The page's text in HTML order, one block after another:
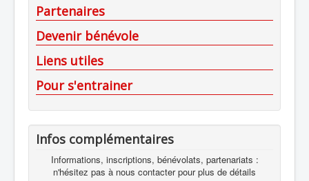
Partenaires
Devenir bénévole
Liens utiles
Pour s'entrainer
Infos complémentaires
Informations, inscriptions, bénévolats, partenariats :
n'hésitez pas à nous contacter pour plus de détails